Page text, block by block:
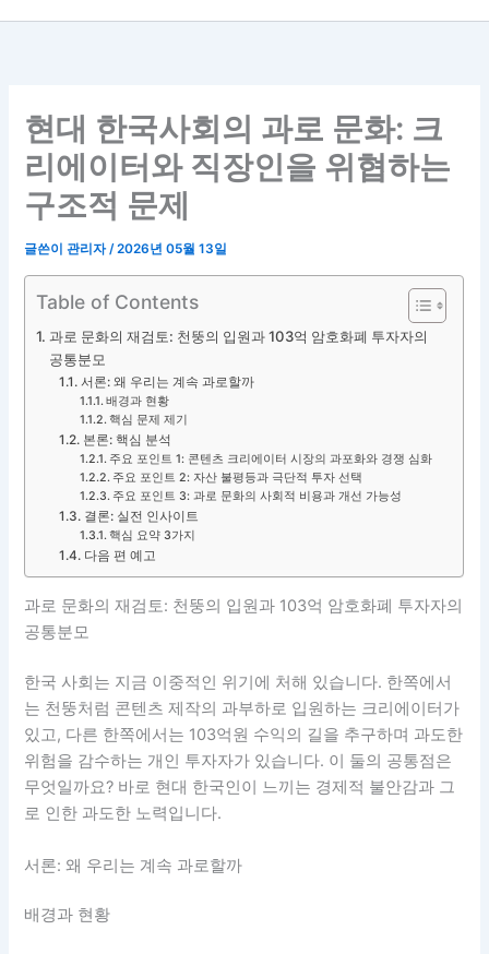
현대 한국사회의 과로 문화: 크
리에이터와 직장인을 위협하는
구조적 문제
글쓴이관리자/2026년 05월 13일
Table of Contents
과로 문화의 재검토: 천뚱의 입원과 103억 암호화폐 투자자의
공통분모
서론: 왜 우리는 계속 과로할까
배경과 현황
핵심 문제 제기
본론: 핵심 분석
주요 포인트 1: 콘텐츠 크리에이터 시장의 과포화와 경쟁 심화
주요 포인트 2: 자산 불평등과 극단적 투자 선택
주요 포인트 3: 과로 문화의 사회적 비용과 개선 가능성
결론: 실전 인사이트
핵심 요약 3가지
다음 편 예고
과로 문화의 재검토: 천뚱의 입원과 103억 암호화폐 투자자의
공통분모
한국 사회는 지금 이중적인 위기에 처해 있습니다. 한쪽에서
는 천뚱처럼 콘텐츠 제작의 과부하로 입원하는 크리에이터가
있고, 다른 한쪽에서는 103억원 수익의 길을 추구하며 과도한
위험을 감수하는 개인 투자자가 있습니다. 이 둘의 공통점은
무엇일까요? 바로 현대 한국인이 느끼는 경제적 불안감과 그
로 인한 과도한 노력입니다.
서론: 왜 우리는 계속 과로할까
배경과 현황